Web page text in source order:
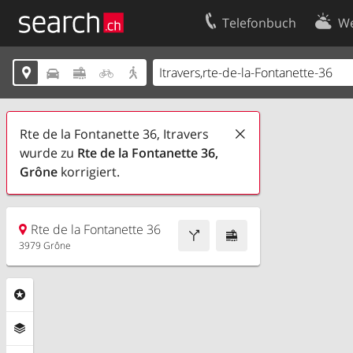
Telefonbuch
    
Rte de la Fontanette 36, Itravers
wurde zu Rte de la Fontanette 36,
Grône korrigiert.
Rte de la Fontanette 36
3979 Grône
Ihr Eintrag
Kundencenter Geschäftskunden
Kontakt